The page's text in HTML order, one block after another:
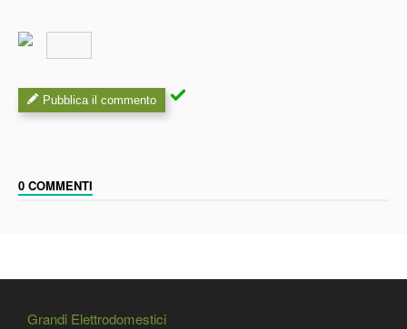
Pubblica il commento
0 COMMENTI
Grandi Elettrodomestici